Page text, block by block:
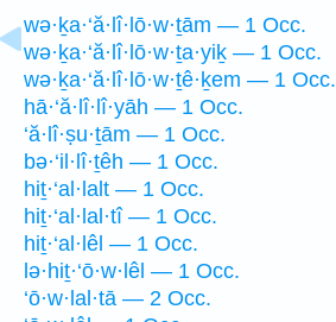
wə·ḵa·‘ă·lî·lō·w·ṯām — 1 Occ.
wə·ḵa·‘ă·lî·lō·w·ṯa·yiḵ — 1 Occ.
wə·ḵa·‘ă·lî·lō·w·ṯê·ḵem — 1 Occ.
hā·‘ă·lî·lî·yāh — 1 Occ.
‘ă·lî·ṣu·ṯām — 1 Occ.
bə·‘il·lî·ṯêh — 1 Occ.
hiṯ·‘al·lalt — 1 Occ.
hiṯ·‘al·lal·tî — 1 Occ.
hiṯ·‘al·lêl — 1 Occ.
lə·hiṯ·‘ō·w·lêl — 1 Occ.
‘ō·w·lal·tā — 2 Occ.